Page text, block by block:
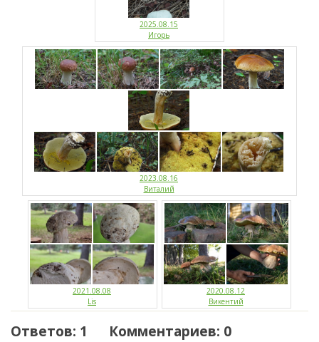
2025.08.15
Игорь
2023.08.16
Виталий
2021.08.08
Lis
2020.08.12
Викентий
Ответов: 1 Комментариев: 0